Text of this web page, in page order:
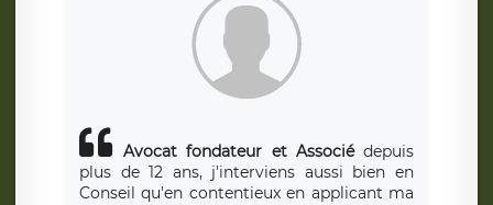
Avocat fondateur et Associédepuis
plus de 12 ans, j'interviens aussi bien en
Conseil qu'en contentieux en applicant ma